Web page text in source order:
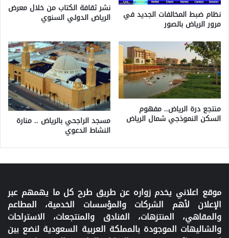
نظام ضبط المخالفات الجديد في
مرور الرياض بالصور
نشر ثقافة الكتاب من خلال معرض
الرياض الدولي السنوي
منتجع درة الرياض.. مفهوم
السكن النموذجي شمال الرياض مسجد الراجحي بالرياض .. منارة
النشاط الدعوي
موقع اعلاني يخدم زواره عن طريق طرح كل ما يهمهم عبر
الإعلان لأهم الشركات والمؤسسات الخدمية، المطاعم
والمقاهي، المنتزهات، الفنادق والمنتجعات، الاستراحات
والشاليهات الموجودة بالمملكة العربية السعودية لنضع بين